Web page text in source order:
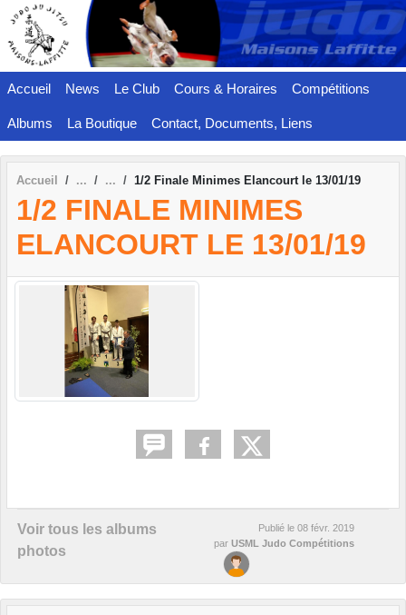
Accueil News Le Club Cours & Horaires Compétitions
Albums La Boutique Contact, Documents, Liens
Accueil 1/2 Finale Minimes Elancourt le 13/01/19
1/2 FINALE MINIMES
ELANCOURT LE 13/01/19
Voir tous les albums
photos
Publié le 08 févr. 2019
par USML Judo Compétitions
Panneau de gestion des cookies